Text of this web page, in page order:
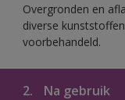
Overgronden en
diverse
voorbehandeld.
2. Na gebruik